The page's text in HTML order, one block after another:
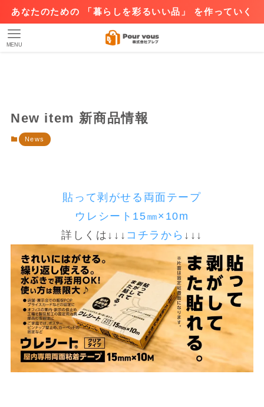
あなたのための 「暮らしを彩るいい品」 を作っていく
MENU
New item 新商品情報
News
貼って剥がせる両面テープ
ウレシート15㎜×10m
詳しくは↓↓↓ コチラから ↓↓↓